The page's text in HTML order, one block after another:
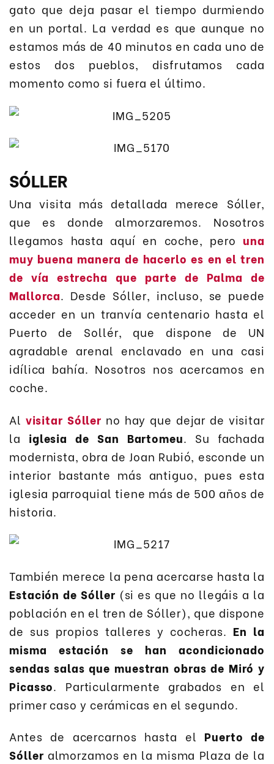
gato que deja pasar el tiempo durmiendo
en un portal. La verdad es que aunque no
estamos más de 40 minutos en cada uno de
estos dos pueblos, disfrutamos cada
momento como si fuera el último.
SÓLLER
Una visita más detallada merece Sóller,
que es donde almorzaremos. Nosotros
llegamos hasta aquí en coche, pero una
muy buena manera de hacerlo es en el tren
de vía estrecha que parte de Palma de
Mallorca. Desde Sóller, incluso, se puede
acceder en un tranvía centenario hasta el
Puerto de Sollér, que dispone de UN
agradable arenal enclavado en una casi
idílica bahía. Nosotros nos acercamos en
coche.
Al visitar Sóller no hay que dejar de visitar
la iglesia de San Bartomeu. Su fachada
modernista, obra de Joan Rubió, esconde un
interior bastante más antiguo, pues esta
iglesia parroquial tiene más de 500 años de
historia.
También merece la pena acercarse hasta la
Estación de Sóller (si es que no llegáis a la
población en el tren de Sóller), que dispone
de sus propios talleres y cocheras. En la
misma estación se han acondicionado
sendas salas que muestran obras de Miró y
Picasso. Particularmente grabados en el
primer caso y cerámicas en el segundo.
Antes de acercarnos hasta el Puerto de
Sóller almorzamos en la misma Plaza de la